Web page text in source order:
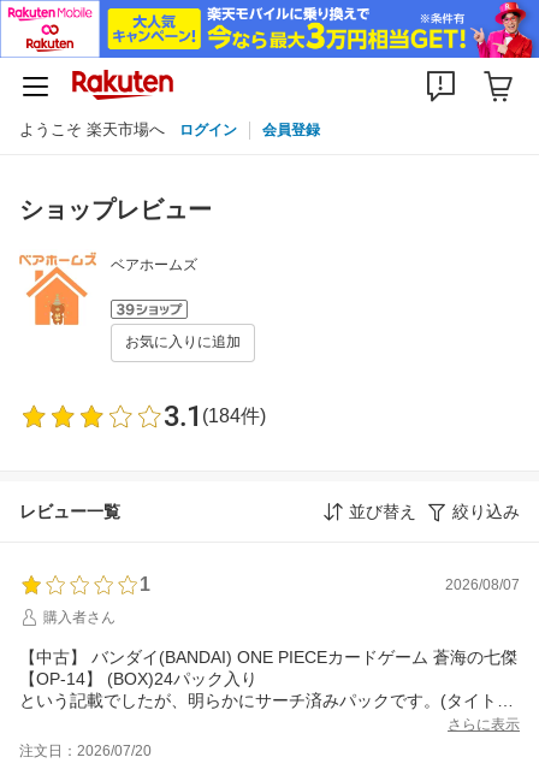
ようこそ 楽天市場へ ログイン 会員登録
ショップレビュー
ベアホームズ
お気に入りに追加
3.1 (184件)
レビュー一覧 並び替え 絞り込み
1
2026/08/07
購入者さん
【中古】 バンダイ(BANDAI) ONE PIECEカードゲーム 蒼海の七傑
【OP-14】 (BOX)24パック入り
という記載でしたが、明らかにサーチ済みパックです。(タイトル
にはBoxと記載、紛らわしいですが、パックのみの発送です)
商品ページの説明から、BOXから取り出したパックを発送される
さらに表示
注文日：2026/07/20